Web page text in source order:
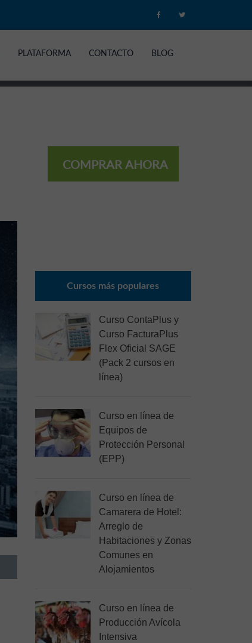
PLATAFORMA CONTACTO BLOG
COMPRAR AHORA
Cursos más populares
Curso ContaPlus y
Curso FacturaPlus
Flex Oficial SAGE
(Pack 2 cursos en
línea)
Curso en línea de
Equipos de
Protección Personal
(EPP)
Curso en línea de
Camarera de Hotel:
Arreglo de
Habitaciones y Zonas
Comunes en
Alojamientos
Curso en línea de
Producción Avícola
Intensiva